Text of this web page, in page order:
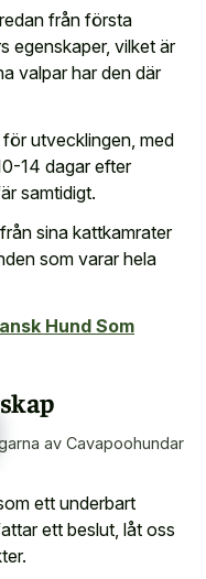
från första
egenskaper, vilket är
valpar har den där
utvecklingen, med
14 dagar efter
samtidigt.
sina kattkamrater
som varar hela
Hund Som
av Cavapoohundar
ett underbart
ett beslut, låt oss